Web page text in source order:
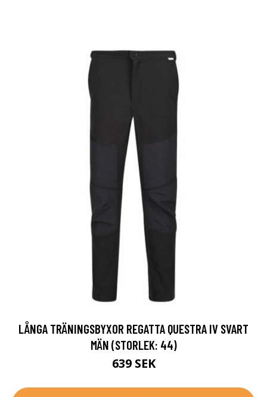
LÅNGA TRÄNINGSBYXOR REGATTA QUESTRA IV SVART
MÄN (STORLEK: 44)
639 SEK